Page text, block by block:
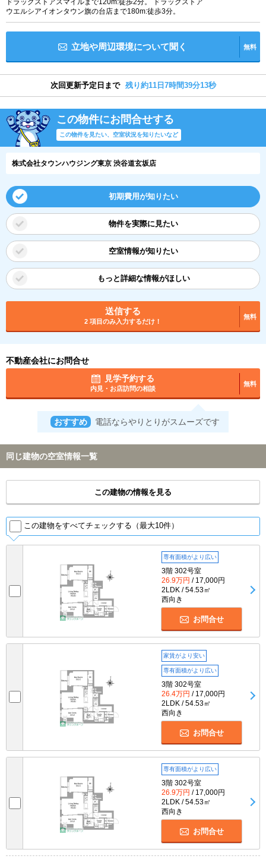
ドラッグストアスマイルまで120m:徒歩2分。 ドラックストア
ウエルシアイオンタウン旗の台店まで180m:徒歩3分。
立地や周辺環境について聞く 無料
次回更新予定日まで 残り約11日7時間39分12秒
この物件にお問合せする
この物件を見たい、空室状況を知りたいなど
株式会社タウンハウジング東京 渋谷道玄坂店
初期費用が知りたい
物件を実際に見たい
空室情報が知りたい
もっと詳細な情報がほしい
送信する
2 項目のみ入力するだけ！
無料
不動産会社にお問合せ
見学予約する
内見・お店訪問の相談
無料
おすすめ 電話ならやりとりがスムーズです
同じ建物の空室情報一覧
この建物の情報を見る
この建物をすべてチェックする（最大10件）
専有面積がより広い
3階 302号室
26.9万円 / 17,000円
2LDK / 54.53㎡
西向き
お問合せ
家賃がより安い
専有面積がより広い
3階 302号室
26.4万円 / 17,000円
2LDK / 54.53㎡
西向き
お問合せ
専有面積がより広い
3階 302号室
26.9万円 / 17,000円
2LDK / 54.53㎡
西向き
お問合せ